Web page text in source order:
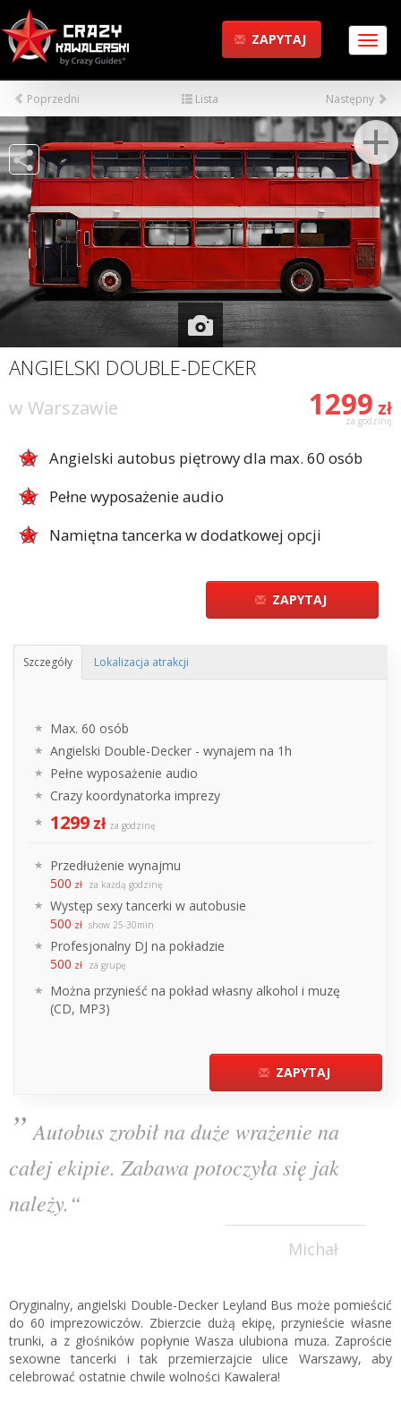
Menu
ZAPYTAJ
Poprzedni Lista Następny
ANGIELSKI DOUBLE-DECKER
w Warszawie 1299 zł
za godzinę
Angielski autobus piętrowy dla max. 60 osób
Pełne wyposażenie audio
Namiętna tancerka w dodatkowej opcji
ZAPYTAJ
Szczegóły Lokalizacja atrakcji
Max. 60 osób
Angielski Double-Decker - wynajem na 1h
Pełne wyposażenie audio
Crazy koordynatorka imprezy
1299 zł za godzinę
Przedłużenie wynajmu
500 zł za każdą godzinę
Występ sexy tancerki w autobusie
500 zł show 25-30min
Profesjonalny DJ na pokładzie
500 zł za grupę
Można przynieść na pokład własny alkohol i muzę
(CD, MP3)
ZAPYTAJ
” Autobus zrobił na duże wrażenie na
całej ekipie. Zabawa potoczyła się jak
należy.“
Michał
Oryginalny, angielski Double-Decker Leyland Bus może pomieścić
do 60 imprezowiczów. Zbierzcie dużą ekipę, przynieście własne
trunki, a z głośników popłynie Wasza ulubiona muza. Zaproście
sexowne tancerki i tak przemierzajcie ulice Warszawy, aby
celebrować ostatnie chwile wolności Kawalera!